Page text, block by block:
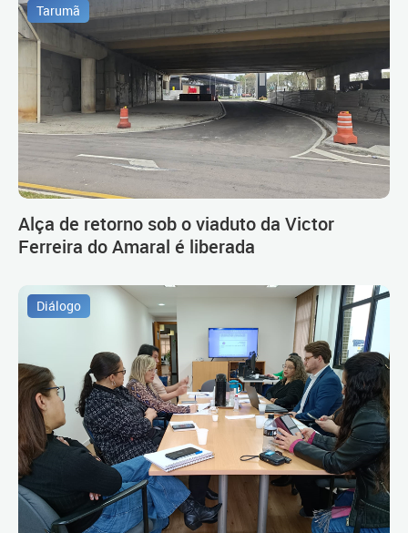
Tarumã
Alça de retorno sob o viaduto da Victor
Ferreira do Amaral é liberada
Diálogo